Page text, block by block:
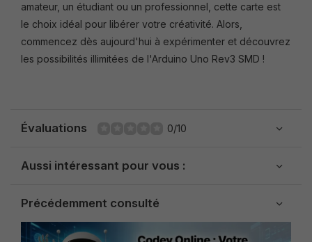
amateur, un étudiant ou un professionnel, cette carte est
le choix idéal pour libérer votre créativité. Alors,
commencez dès aujourd'hui à expérimenter et découvrez
les possibilités illimitées de l'Arduino Uno Rev3 SMD !
Évaluations 0/10
Aussi intéressant pour vous :
Précédemment consulté